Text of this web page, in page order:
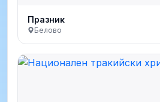
Празник
Белово